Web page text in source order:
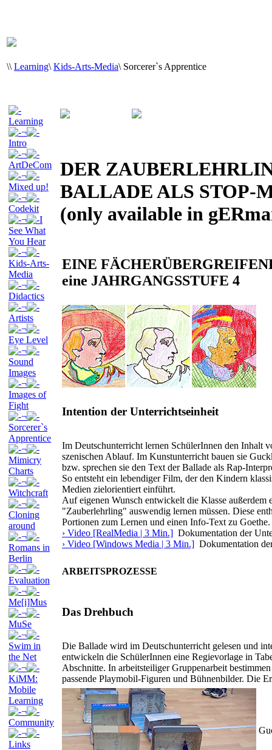
\\ Learning\ Kids-Arts-Media\ Sorcerer`s Apprentice
Learning
¬
Intro
¬
ArtDeCom
¬
Mixed up!
¬
Codekit
¬
I
See What
You Hear
¬
Kids-Arts-
Media
¬
Didactics
¬
Artists
¬
Eye Level
¬
Sound
Images
¬
Images of
Fight
¬
Sorcerer`s
Apprentice
¬
Mimicry
Charts
¬
Witchcraft
¬
Cloning
around
¬
Romans in
Berlin
¬
Evaluation
¬
Me[i]Mus
¬
MuSe
¬
Swim in
the Net
¬
KiMM:
Mobile
Learning
¬
Community
¬
Links
DER
BALLADE ALS STOP-
(only available in
EINE
eine JAHRGANGSSTUFE 4
Intention der Unterrichtseinheit
Im Deutschunterricht lernen SchülerInnen den Inhalt
szenischen Ablauf. Im Kunstunterricht bauen sie
bzw. sprechen sie den Text der Ballade als Rap-
So entsteht ein lebendiger Film, der den Kindern
Medien zielorientiert einführt.
Auf eigenen Wunsch entwickelt die Klasse
"Zauberlehrling" auswendig lernen müssen. Diese
Portionen zum Lernen und einen Info-Text zu Goethe.
› Video [RealMedia | 3 Min.] Dokumentation der
› Video [Windows Media | 3 Min.] Dokumentation
ARBEITSPROZESSE
Das Drehbuch
Die Ballade wird im Deutschunterricht gelesen und
entwickeln die SchülerInnen eine Regievorlage in
Abschnitte. In arbeitsteiliger Gruppenarbeit
passende Playmobil-Figuren und Bühnenbilder. Die